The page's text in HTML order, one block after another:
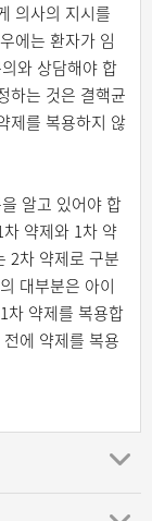
의사의 지시를
에는 환자가 임
와 상담해야 합
하는 것은 결핵균
제를 복용하지 않
알고 있어야 합
약제와 1차 약
2차 약제로 구분
대부분은 아이
차 약제를 복용합
에 약제를 복용